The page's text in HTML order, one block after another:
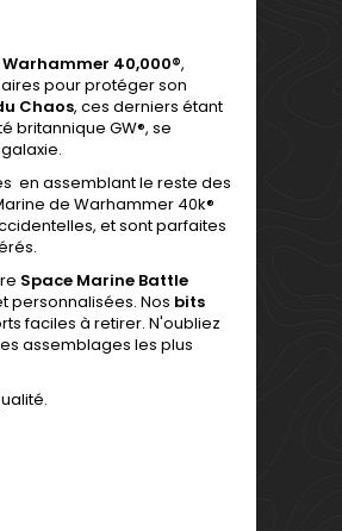
40,000®,
pour protéger son
Chaos, ces derniers étant
britannique GW®, se
en assemblant le reste des
de Warhammer 40k®
et sont parfaites
Space Marine Battle
personnalisées. Nos bits
faciles à retirer. N'oubliez
assemblages les plus